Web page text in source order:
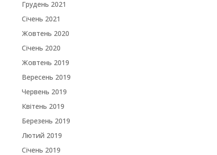
Грудень 2021
Січень 2021
Жовтень 2020
Січень 2020
Жовтень 2019
Вересень 2019
Червень 2019
Квітень 2019
Березень 2019
Лютий 2019
Січень 2019